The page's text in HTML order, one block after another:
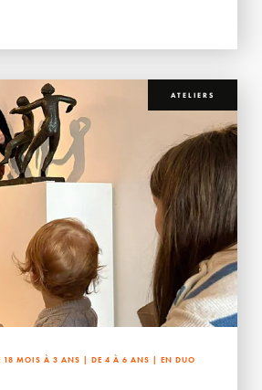
ATELIERS
18 MOIS À 3 ANS | DE 4 À 6 ANS | EN DUO